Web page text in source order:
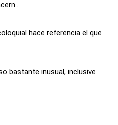
hace referencia el que
bastante inusual, inclusive